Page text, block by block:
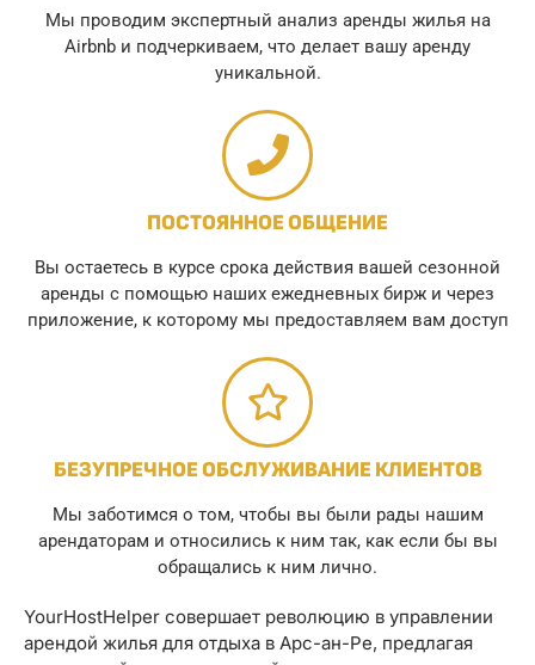
Мы проводим экспертный анализ аренды жилья на
Airbnb и подчеркиваем, что делает вашу аренду
уникальной.
ПОСТОЯННОЕ ОБЩЕНИЕ
Вы остаетесь в курсе срока действия вашей сезонной
аренды с помощью наших ежедневных бирж и через
приложение, к которому мы предоставляем вам доступ
БЕЗУПРЕЧНОЕ ОБСЛУЖИВАНИЕ КЛИЕНТОВ
Мы заботимся о том, чтобы вы были рады нашим
арендаторам и относились к ним так, как если бы вы
обращались к ним лично.
YourHostHelper совершает революцию в управлении
арендой жилья для отдыха в Арс-ан-Ре, предлагая